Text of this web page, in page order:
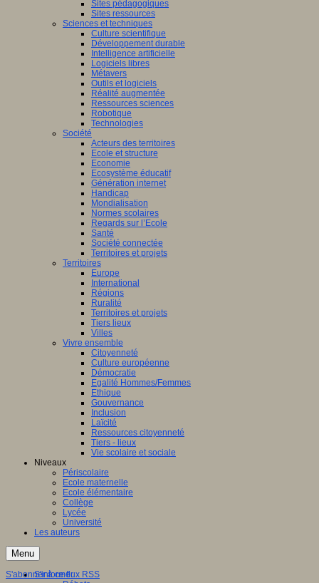
Sites pédagogiques
Sites ressources
Sciences et techniques
Culture scientifique
Développement durable
Intelligence artificielle
Logiciels libres
Métavers
Outils et logiciels
Réalité augmentée
Ressources sciences
Robotique
Technologies
Société
Acteurs des territoires
Ecole et structure
Economie
Ecosystème éducatif
Génération internet
Handicap
Mondialisation
Normes scolaires
Regards sur l’Ecole
Santé
Société connectée
Territoires et projets
Territoires
Europe
International
Régions
Ruralité
Territoires et projets
Tiers lieux
Villes
Vivre ensemble
Citoyenneté
Culture européenne
Démocratie
Egalité Hommes/Femmes
Ethique
Gouvernance
Inclusion
Laïcité
Ressources citoyenneté
Tiers - lieux
Vie scolaire et sociale
Niveaux
Périscolaire
Ecole maternelle
Ecole élémentaire
Collège
Lycée
Université
Les auteurs
Menu
S'informer
S'abonner à ce flux RSS